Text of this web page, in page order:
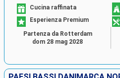
Cucina raffinata
Esperienza Premium
Partenza da Rotterdam
dom 28 mag 2028